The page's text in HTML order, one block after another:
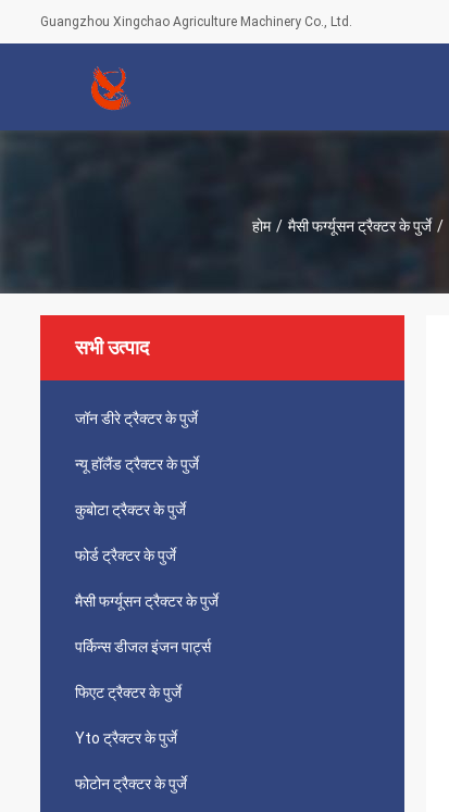
Guangzhou Xingchao Agriculture Machinery Co., Ltd.
होम / मैसी फर्ग्यूसन ट्रैक्टर के पुर्जे /
सभी उत्पाद
जॉन डीरे ट्रैक्टर के पुर्जे
न्यू हॉलैंड ट्रैक्टर के पुर्जे
कुबोटा ट्रैक्टर के पुर्जे
फोर्ड ट्रैक्टर के पुर्जे
मैसी फर्ग्यूसन ट्रैक्टर के पुर्जे
पर्किन्स डीजल इंजन पार्ट्स
फिएट ट्रैक्टर के पुर्जे
Yto ट्रैक्टर के पुर्जे
फोटोन ट्रैक्टर के पुर्जे